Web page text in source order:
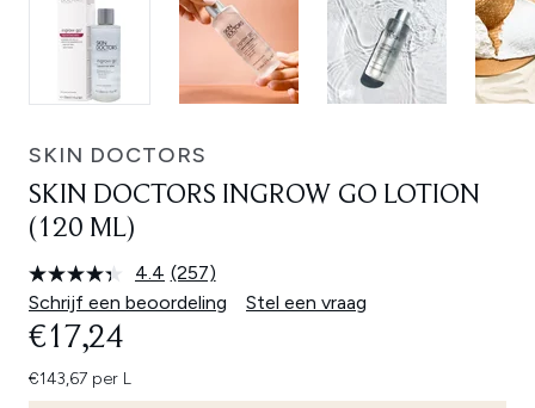
SKIN DOCTORS
SKIN DOCTORS INGROW GO LOTION
(120 ML)
4.4 Lees
257
beoordelingen.
(257)
Schrijf een beoordeling
Stel een vraag
€17,24
€143,67 per L